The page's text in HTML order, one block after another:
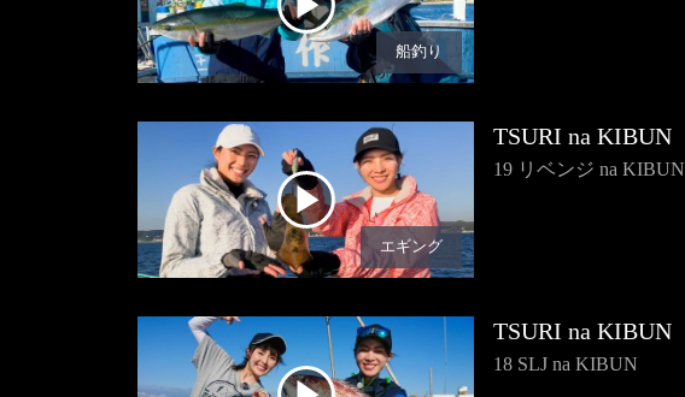
船釣り
エギング
TSURI na KIBUN
19 リベンジ na KIBUN
TSURI na KIBUN
18 SLJ na KIBUN